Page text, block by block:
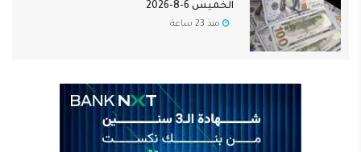
الخميس 6-8-2026
منذ 23 ساعة